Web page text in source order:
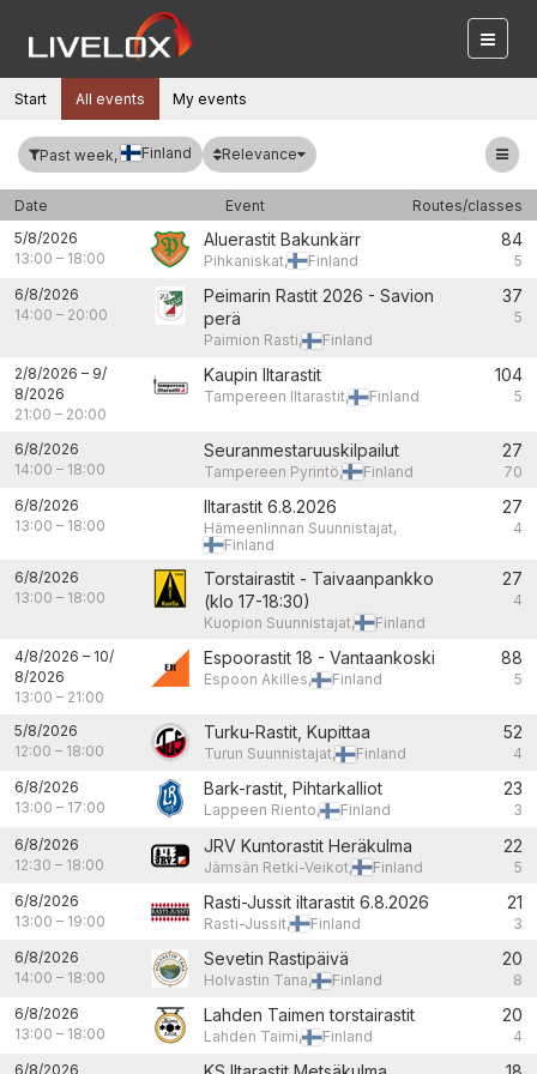
Start All events My events
Past week, Finland Relevance
Date Event
Routes/classes
5/8/2026
13:00 – 18:00
Aluerastit Bakunkärr
Pihkaniskat, Finland
84
5
6/8/2026
14:00 – 20:00
Peimarin Rastit 2026 - Savion
perä
Paimion Rasti, Finland
37
5
2/8/2026 – 9/
8/2026
21:00 – 20:00
Kaupin Iltarastit
Tampereen Iltarastit, Finland
104
5
6/8/2026
14:00 – 18:00
Seuranmestaruuskilpailut
Tampereen Pyrintö, Finland
27
70
6/8/2026
13:00 – 18:00
Iltarastit 6.8.2026
Hämeenlinnan Suunnistajat,
Finland
27
4
6/8/2026
13:00 – 18:00
Torstairastit - Taivaanpankko
(klo 17-18:30)
Kuopion Suunnistajat, Finland
27
4
4/8/2026 – 10/
8/2026
13:00 – 21:00
Espoorastit 18 - Vantaankoski
Espoon Akilles, Finland
88
5
5/8/2026
12:00 – 18:00
Turku-Rastit, Kupittaa
Turun Suunnistajat, Finland
52
4
6/8/2026
13:00 – 17:00
Bark-rastit, Pihtarkalliot
Lappeen Riento, Finland
23
3
6/8/2026
12:30 – 18:00
JRV Kuntorastit Heräkulma
Jämsän Retki-Veikot, Finland
22
5
6/8/2026
13:00 – 19:00
Rasti-Jussit iltarastit 6.8.2026
Rasti-Jussit, Finland
21
3
6/8/2026
14:00 – 18:00
Sevetin Rastipäivä
Holvastin Tana, Finland
20
8
6/8/2026
13:00 – 18:00
Lahden Taimen torstairastit
Lahden Taimi, Finland
20
4
6/8/2026